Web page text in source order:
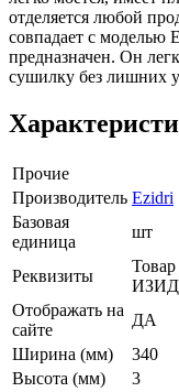
отделяется любой
совпадает с моделью
предназначен. Он
сушилку без лишних
Прочие
Производитель Ezidri
Базовая
единица
шт
Реквизиты
Отображать на
сайте
ДА
Ширина (мм)
340
Высота (мм)
3